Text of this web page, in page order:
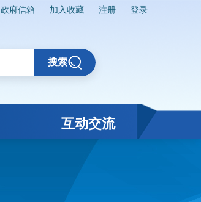
政府信箱 加入收藏 注册 登录
搜索
互动交流